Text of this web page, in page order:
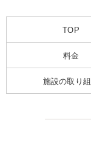
TOP
料金
施設の取り